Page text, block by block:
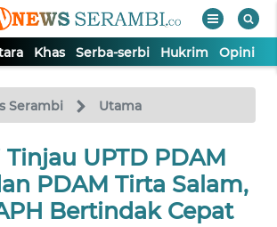
Khas Serba-serbi Hukrim Opini
Serambi Utama
UPTD PDAM
PDAM Tirta Salam,
Bertindak Cepat